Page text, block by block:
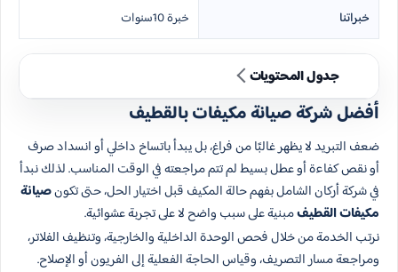
خبراتنا
خبرة 10سنوات
جدول المحتويات
أفضل شركة صيانة مكيفات بالقطيف
ضعف التبريد لا يظهر غالبًا من فراغ، بل يبدأ باتساخ داخلي أو انسداد صرف
أو نقص كفاءة أو عطل بسيط لم تتم مراجعته في الوقت المناسب. لذلك نبدأ
في شركة أركان الشامل بفهم حالة المكيف قبل اختيار الحل، حتى تكونصيانة
مكيفات القطيفمبنية على سبب واضح لا على تجربة عشوائية.
نرتب الخدمة من خلال فحص الوحدة الداخلية والخارجية، وتنظيف الفلاتر،
ومراجعة مسار التصريف، وقياس الحاجة الفعلية إلى الفريون أو الإصلاح.